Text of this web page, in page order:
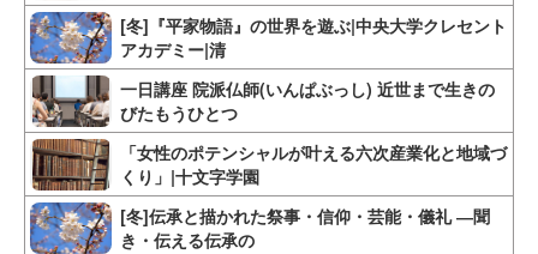
[冬]『平家物語』の世界を遊ぶ|中央大学クレセント
アカデミー|清
一日講座 院派仏師(いんぱぶっし) 近世まで生きの
びたもうひとつ
「女性のポテンシャルが叶える六次産業化と地域づ
くり」|十文字学園
[冬]伝承と描かれた祭事・信仰・芸能・儀礼 ―聞
き・伝える伝承の